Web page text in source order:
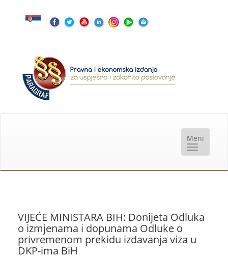
VIJEĆE MINISTARA BIH: Donijeta Odluka
o izmjenama i dopunama Odluke o
privremenom prekidu izdavanja viza u
DKP-ima BiH